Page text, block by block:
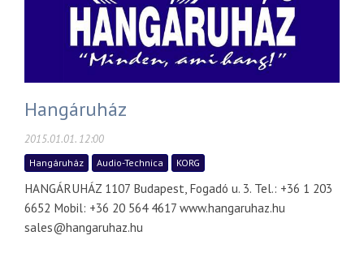
Hangáruház
2015.01.01. 12:00
Hangáruház Audio-Technica KORG
HANGÁRUHÁZ 1107 Budapest, Fogadó u. 3. Tel.: +36 1 203
6652 Mobil: +36 20 564 4617 www.hangaruhaz.hu
sales@hangaruhaz.hu